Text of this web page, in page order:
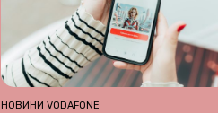
НОВИНИ VODAFONE